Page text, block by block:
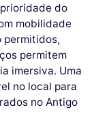
do
mobilidade
permitidos,
permitem
imersiva. Uma
no local para
no Antigo